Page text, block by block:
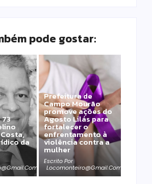
pode gostar:
73
da
Prefeitura de
Campo Mourão
promove ações do
Agosto Lilás para
fortalecer o
enfrentamento à
violência contra a
mulher
Escrito Por
Locomonteiro@gmail.com